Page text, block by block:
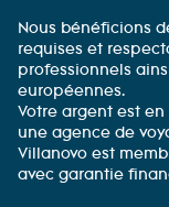
Nous bénéficions
requises et
professionnels
européennes.
Votre argent est
une agence de
Villanovo est
avec garantie